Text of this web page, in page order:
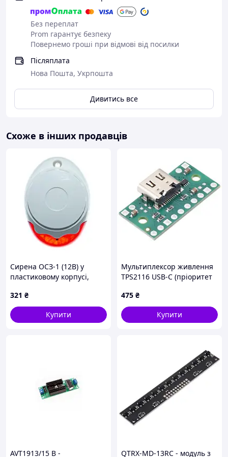
Розміри: 50x32x18мм
Без переплат
Prom гарантує безпеку
Повернемо гроші при відмові від посилки
Післяплата
Нова Пошта, Укрпошта
Дивитись все
Схоже в інших продавців
Сирена ОСЗ-1 (12В) у
пластиковому корпусі,
100 дБ, 70 х 45 х 90мм
321 ₴
Купити
Мультиплексор живлення
TPS2116 USB-C (пріоритет
475 ₴
Купити
AVT1913/15 B - QTRX-MD-13RC - модуль з